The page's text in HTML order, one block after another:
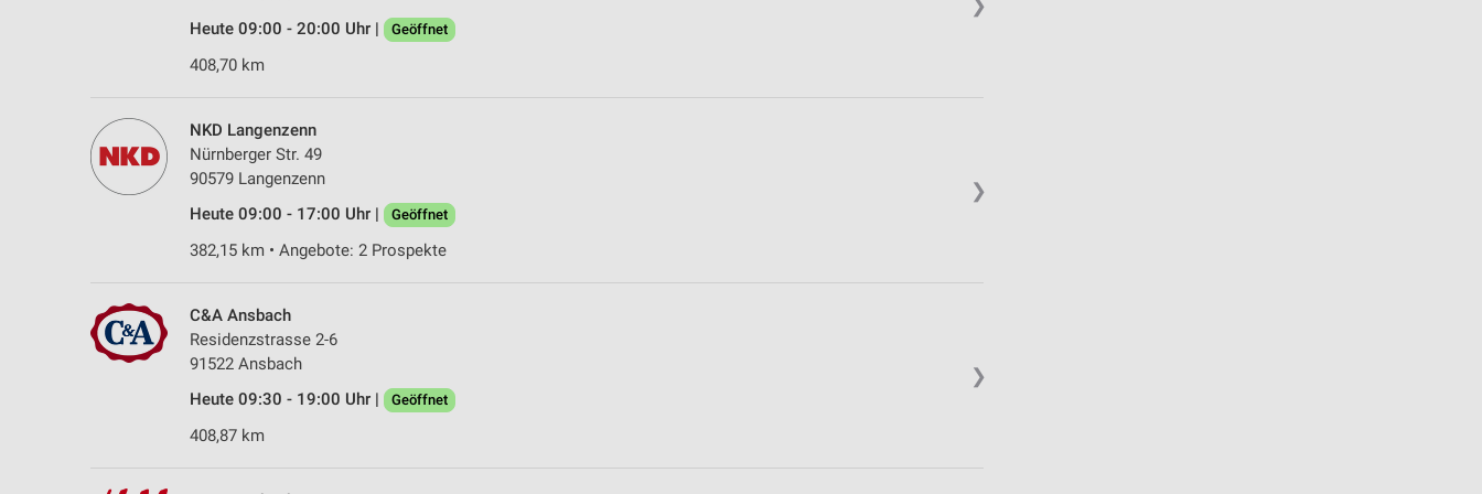
❯
Heute 09:00 - 20:00 Uhr |
Geöffnet
408,70 km
❯
NKD Langenzenn
Nürnberger Str. 49
90579 Langenzenn
Heute 09:00 - 17:00 Uhr |
Geöffnet
382,15 km • Angebote: 2 Prospekte
❯
C&A Ansbach
Residenzstrasse 2-6
91522 Ansbach
Heute 09:30 - 19:00 Uhr |
Geöffnet
408,87 km